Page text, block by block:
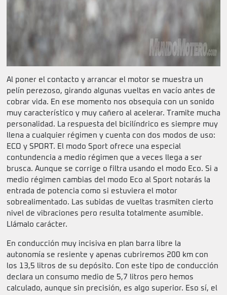
Al poner el contacto y arrancar el motor se muestra un
pelín perezoso, girando algunas vueltas en vacío antes de
cobrar vida. En ese momento nos obsequia con un sonido
muy característico y muy cañero al acelerar. Tramite mucha
personalidad. La respuesta del bicilíndrico es siempre muy
llena a cualquier régimen y cuenta con dos modos de uso:
ECO y SPORT. El modo Sport ofrece una especial
contundencia a medio régimen que a veces llega a ser
brusca. Aunque se corrige o filtra usando el modo Eco. Si a
medio régimen cambias del modo Eco al Sport notarás la
entrada de potencia como si estuviera el motor
sobrealimentado. Las subidas de vueltas trasmiten cierto
nivel de vibraciones pero resulta totalmente asumible.
Llámalo carácter.
En conducción muy incisiva en plan barra libre la
autonomía se resiente y apenas cubriremos 200 km con
los 13,5 litros de su depósito. Con este tipo de conducción
declara un consumo medio de 5,7 litros pero hemos
calculado, aunque sin precisión, es algo superior. Eso sí, el